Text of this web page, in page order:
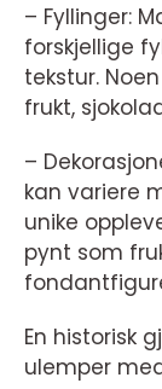
– Fyllinger:
forskjellige
tekstur.
frukt,
–
kan variere
unike
pynt som
En historisk
ulemper